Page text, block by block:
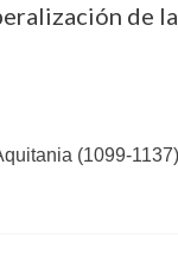
de
(1099-